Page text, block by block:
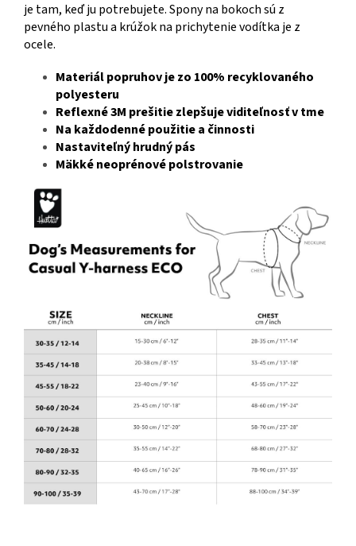
je tam, keď ju potrebujete. Spony na bokoch sú z
pevného plastu a krúžok na prichytenie vodítka je z
ocele.
Materiál popruhov je zo 100% recyklovaného
polyesteru
Reflexné 3M prešitie zlepšuje viditeľnosť v tme
Na každodenné použitie a činnosti
Nastaviteľný hrudný pás
Mäkké neoprénové polstrovanie